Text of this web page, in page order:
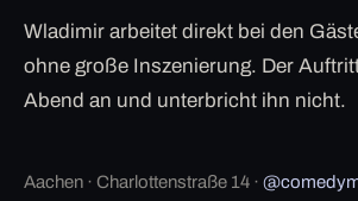
Wladimir arbeitet direkt bei den
ohne große Inszenierung. Der
Abend an und unterbricht ihn nicht.
Aachen · Charlottenstraße 14 ·